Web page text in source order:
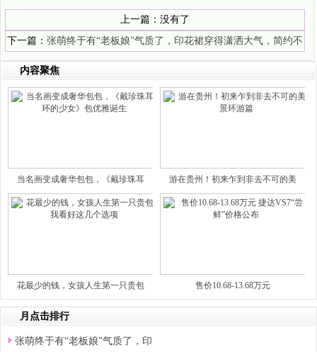
上一篇：没有了
下一篇： 张萌终于有“老板娘”气质了，印花裙穿得潇洒大气，简约不
失华丽
内容聚焦
当名画变成奢华包包，《戴珍珠耳 游在贵州！初来乍到非去不可的美
花最少的钱，女孩人生第一只贵包 售价10.68-13.68万元
月点击排行
张萌终于有“老板娘”气质了，印